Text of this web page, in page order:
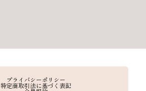
プライバシーポリシー
特定商取引法に基づく表記